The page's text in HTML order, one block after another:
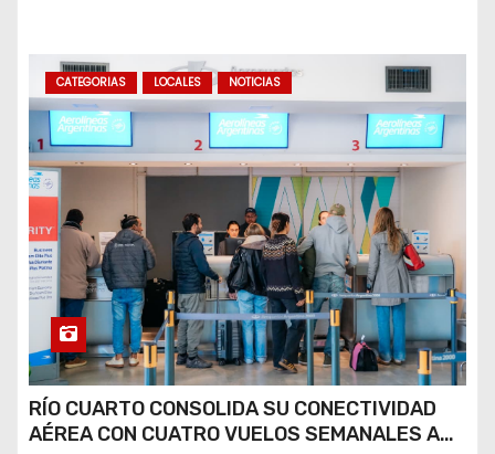
CATEGORIAS LOCALES NOTICIAS
RÍO CUARTO CONSOLIDA SU CONECTIVIDAD
AÉREA CON CUATRO VUELOS SEMANALES A